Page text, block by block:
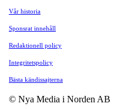
Vår historia
Sponsrat innehåll
Redaktionell policy
Integritetspolicy
Bästa kändissajterna
© Nya Media i Norden AB